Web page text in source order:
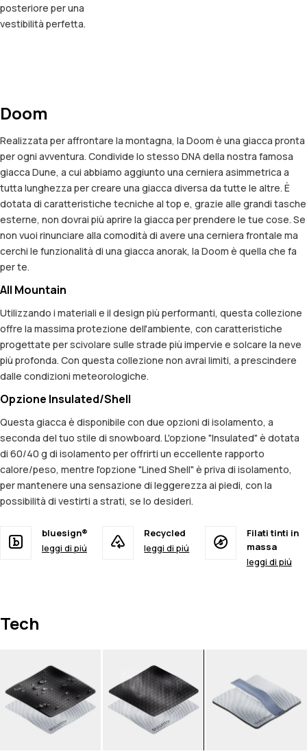
posteriore per una
vestibilità perfetta.
Doom
Realizzata per affrontare la montagna, la Doom è una giacca pronta
per ogni avventura. Condivide lo stesso DNA della nostra famosa
giacca Dune, a cui abbiamo aggiunto una cerniera asimmetrica a
tutta lunghezza per creare una giacca diversa da tutte le altre. È
dotata di caratteristiche tecniche al top e, grazie alle grandi tasche
esterne, non dovrai più aprire la giacca per prendere le tue cose. Se
non vuoi rinunciare alla comodità di avere una cerniera frontale ma
cerchi le funzionalità di una giacca anorak, la Doom è quella che fa
per te.
All Mountain
Utilizzando i materiali e il design più performanti, questa collezione
offre la massima protezione dell'ambiente, con caratteristiche
progettate per scivolare sulle strade più impervie e solcare la neve
più profonda. Con questa collezione non avrai limiti, a prescindere
dalle condizioni meteorologiche.
Opzione Insulated/Shell
Questa giacca è disponibile con due opzioni di isolamento, a
seconda del tuo stile di snowboard. L'opzione "Insulated" è dotata
di 60/40 g di isolamento per offrirti un eccellente rapporto
calore/peso, mentre l'opzione "Lined Shell" è priva di isolamento,
per mantenere una sensazione di leggerezza ai piedi, con la
possibilità di vestirti a strati, se lo desideri.
bluesign®
leggi di piú
Recycled
leggi di piú
Filati tinti in
massa
leggi di piú
Tech